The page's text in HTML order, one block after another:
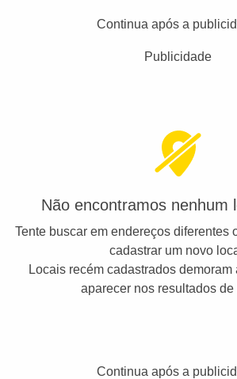
Continua após a
Publicidade
Não encontramos nenhum
Tente buscar em endereços diferentes
cadastrar um novo
Locais recém cadastrados demoram
aparecer nos resultados de
Continua após a